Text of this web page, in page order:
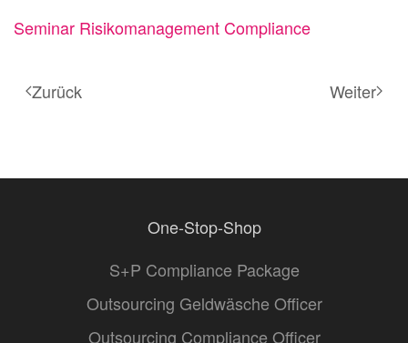
Seminar Risikomanagement Compliance
Zurück Weiter
One-Stop-Shop
S+P Compliance Package
Outsourcing Geldwäsche Officer
Outsourcing Compliance Officer